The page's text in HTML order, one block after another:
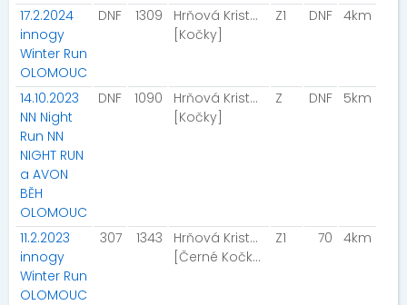
17.2.2024
innogy
Winter Run
OLOMOUC
DNF 1309
Hrňová Kristýna
[Kočky]
Z1 DNF 4km
14.10.2023
NN Night
Run NN
NIGHT RUN
a AVON
BĚH
OLOMOUC
DNF 1090
Hrňová Kristýna
[Kočky]
Z DNF 5km
11.2.2023
innogy
Winter Run
OLOMOUC
307 1343
Hrňová Kristýna
[Černé Kočky ]
Z1 70 4km